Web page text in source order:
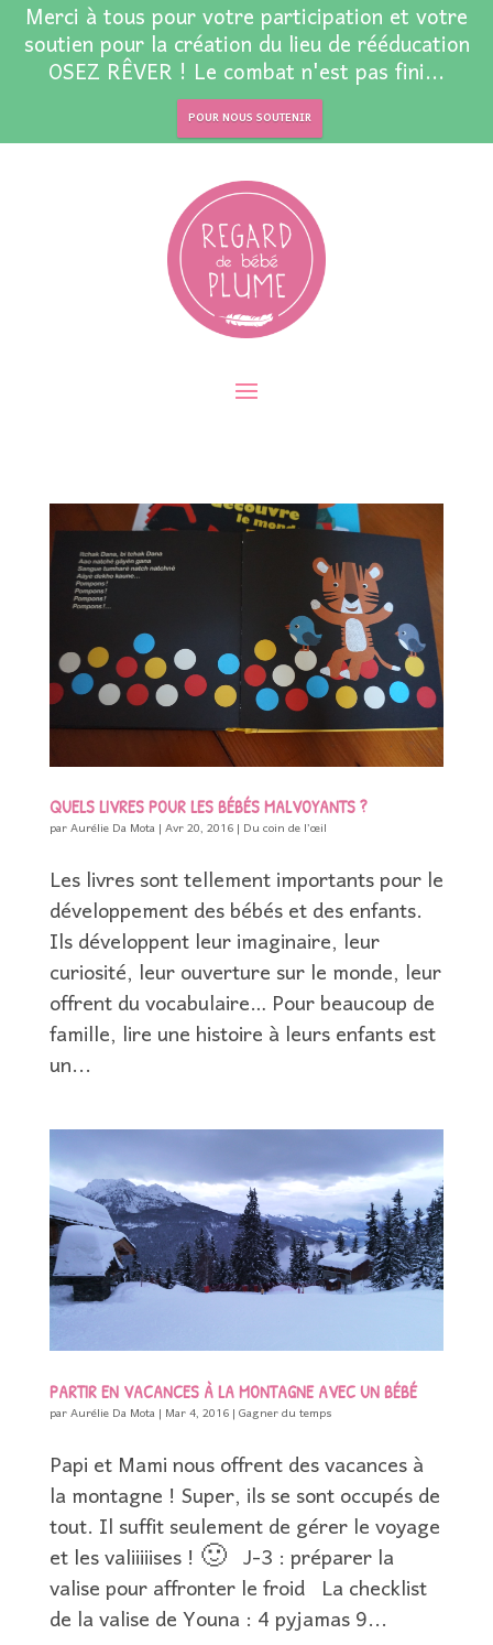
Merci à tous pour votre participation et votre
soutien pour la création du lieu de rééducation
OSEZ RÊVER ! Le combat n'est pas fini...
POUR NOUS SOUTENIR
QUELS LIVRES POUR LES BÉBÉS MALVOYANTS ?
parAurélie Da Mota|Avr 20, 2016| Du coin de l’œil
Les livres sont tellement importants pour le
développement des bébés et des enfants.
Ils développent leur imaginaire, leur
curiosité, leur ouverture sur le monde, leur
offrent du vocabulaire… Pour beaucoup de
famille, lire une histoire à leurs enfants est
un...
PARTIR EN VACANCES À LA MONTAGNE AVEC UN BÉBÉ
parAurélie Da Mota| Mar 4, 2016|Gagner du temps
Papi et Mami nous offrent des vacances à
la montagne ! Super, ils se sont occupés de
tout. Il suffit seulement de gérer le voyage
et les valiiiiises ! 🙂 J-3 : préparer la
valise pour affronter le froid La checklist
de la valise de Youna : 4 pyjamas 9...